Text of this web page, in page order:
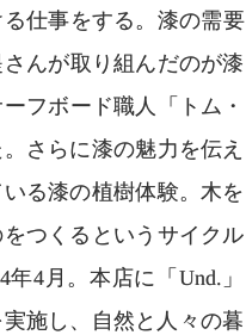
仕事をする。漆の需要
んが取り組んだのが漆
フボード職人「トム・
さらに漆の魅力を伝え
る漆の植樹体験。木を
つくるというサイクル
4月。本店に「Und.」
施し、自然と人々の暮